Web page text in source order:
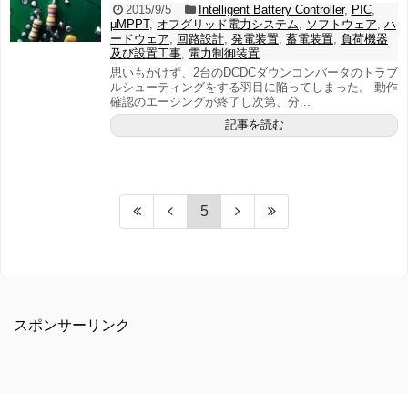
2015/9/5 Intelligent Battery Controller, PIC,
μMPPT, オフグリッド電力システム, ソフトウェア, ハ
ードウェア, 回路設計, 発電装置, 蓄電装置, 負荷機器
及び設置工事, 電力制御装置
思いもかけず、2台のDCDCダウンコンバータのトラブ
ルシューティングをする羽目に陥ってしまった。 動作
確認のエージングが終了し次第、分...
記事を読む
5
スポンサーリンク